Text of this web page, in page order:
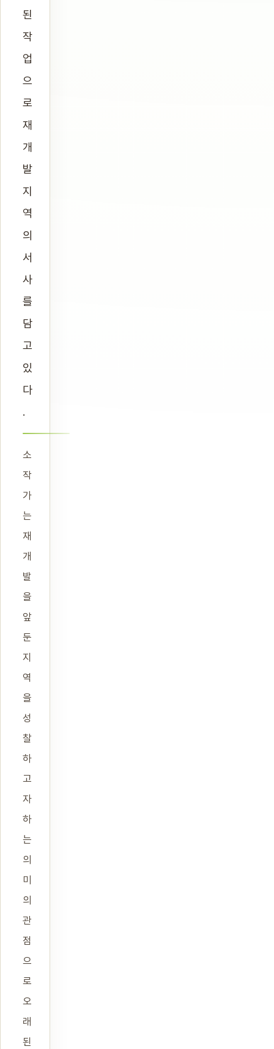
된
작
업
으
로
재
개
발
지
역
의
서
사
를
담
고
있
다
.
소
작
가
는
재
개
발
을
앞
둔
지
역
을
성
찰
하
고
자
하
는
의
미
의
관
점
으
로
오
래
된